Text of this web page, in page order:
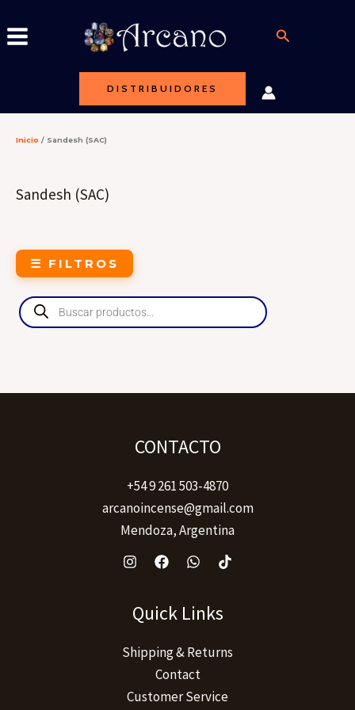
al
Buscar
DISTRIBUIDORES
Inicio / Sandesh (SAC)
Sandesh (SAC)
☰ FILTROS
Products
search
CONTACTO
+54 9 261 503-4870
arcanoincense@gmail.com
Mendoza, Argentina
Quick Links
Shipping & Returns
Contact
Customer Service